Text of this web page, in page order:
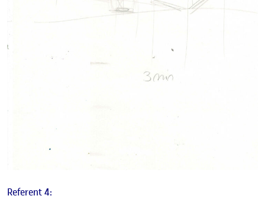
Referent 4: